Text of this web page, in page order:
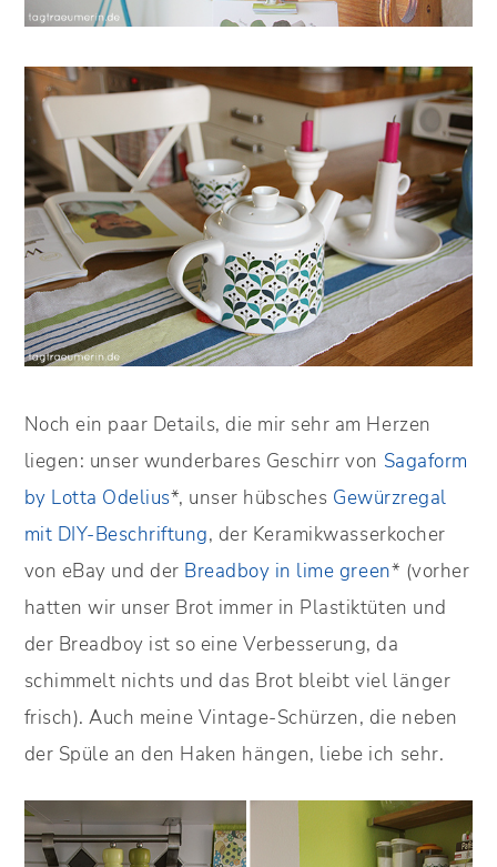
Noch ein paar Details, die mir sehr am Herzen
liegen: unser wunderbares Geschirr von Sagaform
by Lotta Odelius*, unser hübsches Gewürzregal
mit DIY-Beschriftung, der Keramikwasserkocher
von eBay und der Breadboy in lime green* (vorher
hatten wir unser Brot immer in Plastiktüten und
der Breadboy ist so eine Verbesserung, da
schimmelt nichts und das Brot bleibt viel länger
frisch). Auch meine Vintage-Schürzen, die neben
der Spüle an den Haken hängen, liebe ich sehr.